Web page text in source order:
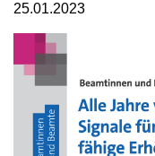
25.01.2023